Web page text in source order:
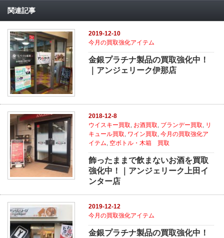
関連記事
2019-12-10
今月の買取強化アイテム
金銀プラチナ製品の買取強化中！
｜アンジェリーク伊那店
2018-12-8
ウイスキー買取, お酒買取, ブランデー買取, リ
キュール買取, ワイン買取,今月の買取強化ア
イテム, 空ボトル・木箱 買取
飾ったままで飲まないお酒を買取
強化中！｜アンジェリーク上田イ
ンター店
2019-12-12
今月の買取強化アイテム
金銀プラチナ製品の買取強化中！